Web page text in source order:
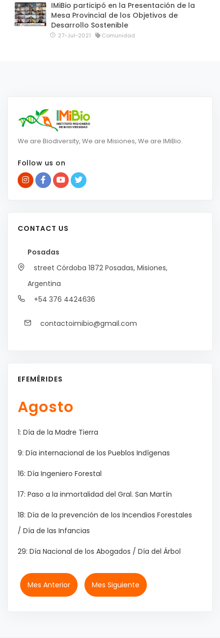
IMiBio participó en la Presentación de la
Mesa Provincial de los Objetivos de
Desarrollo Sostenible
27-Jul-2021 Comunidad
We are Biodiversity, We are Misiones, We are IMiBio.
Follow us on
CONTACT US
Posadas
street Córdoba 1872 Posadas, Misiones,
Argentina
+54 376 4424636
contactoimibio@gmail.com
EFEMÉRIDES
Agosto
1: Día de la Madre Tierra
9: Día internacional de los Pueblos Indígenas
16: Día Ingeniero Forestal
17: Paso a la inmortalidad del Gral. San Martín
18: Día de la prevención de los Incendios Forestales
/ Día de las Infancias
29: Día Nacional de los Abogados / Día del Árbol
Mes Anterior Mes Siguiente